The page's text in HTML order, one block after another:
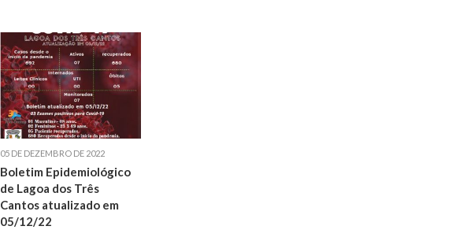
05 DE DEZEMBRO DE 2022
Boletim Epidemiológico
de Lagoa dos Três
Cantos atualizado em
05/12/22